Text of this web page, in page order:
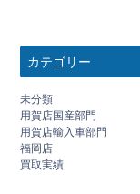
カテゴリー
未分類
用賀店国産部門
用賀店輸入車部門
福岡店
買取実績